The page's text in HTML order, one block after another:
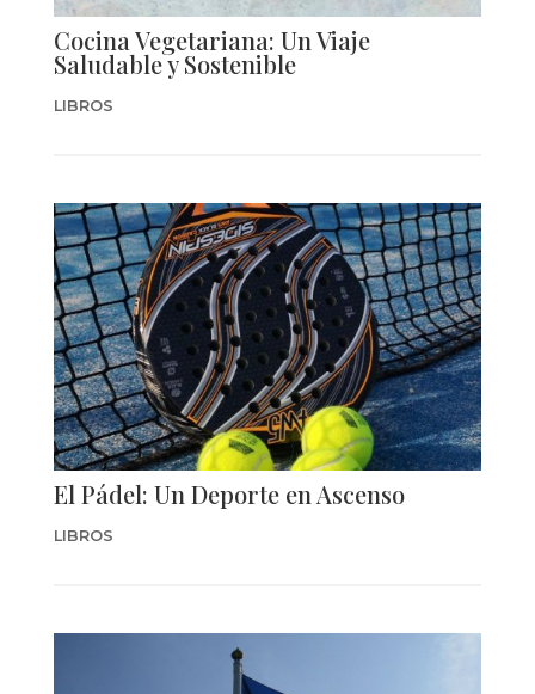
Cocina Vegetariana: Un Viaje
Saludable y Sostenible
LIBROS
El Pádel: Un Deporte en Ascenso
LIBROS